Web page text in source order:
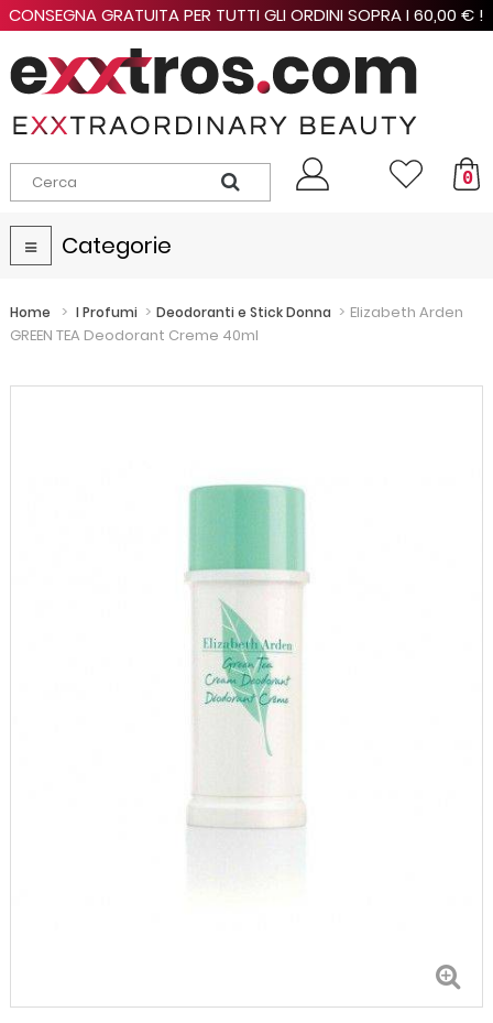
CONSEGNA GRATUITA PER TUTTI GLI ORDINI SOPRA I 60,00 € !
0
Navigazione
Toggle
Categorie
Home > I Profumi > Deodoranti e Stick Donna > Elizabeth Arden
GREEN TEA Deodorant Creme 40ml